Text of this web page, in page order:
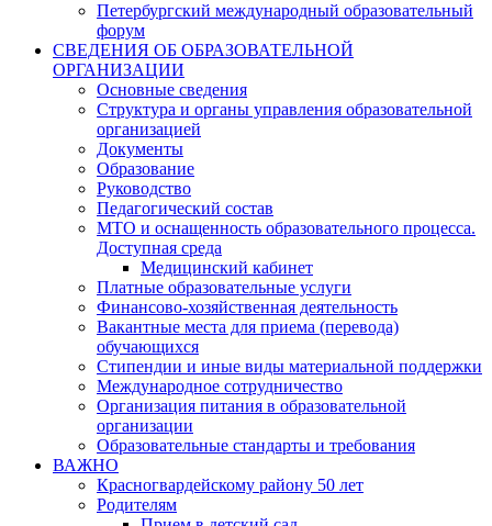
Петербургский международный образовательный
форум
СВЕДЕНИЯ ОБ ОБРАЗОВАТЕЛЬНОЙ
ОРГАНИЗАЦИИ
Основные сведения
Структура и органы управления образовательной
организацией
Документы
Образование
Руководство
Педагогический состав
МТО и оснащенность образовательного процесса.
Доступная среда
Медицинский кабинет
Платные образовательные услуги
Финансово-хозяйственная деятельность
Вакантные места для приема (перевода)
обучающихся
Стипендии и иные виды материальной поддержки
Международное сотрудничество
Организация питания в образовательной
организации
Образовательные стандарты и требования
ВАЖНО
Красногвардейскому району 50 лет
Родителям